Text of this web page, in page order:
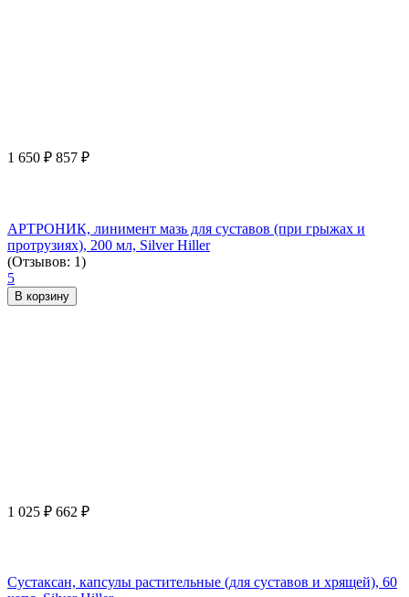
1 650 ₽ 857 ₽
АРТРОНИК, линимент мазь для суставов (при грыжах и
протрузиях), 200 мл, Silver Hiller
(Отзывов: 1)
5
В корзину
1 025 ₽ 662 ₽
Сустаксан, капсулы растительные (для суставов и хрящей), 60